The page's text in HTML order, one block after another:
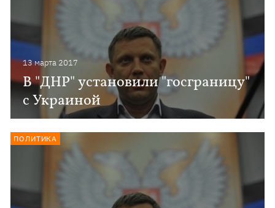
13 марта 2017
В "ДНР" установили "госграницу"
с Украиной
ПОЛИТИКА